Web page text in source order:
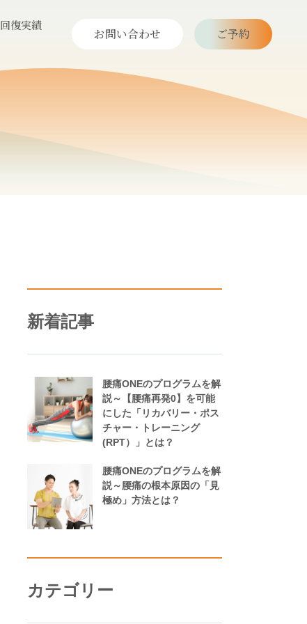
回復実績
お問い合わせ ご予約
新着記事
腰痛ONEのプログラムを解
説～【腰痛再発0】を可能
にした「リカバリー・ポス
チャー・トレーニング
(RPT）」とは？
腰痛ONEのプログラムを解
説～腰痛の根本原因の「見
極め」方法とは？
カテゴリー